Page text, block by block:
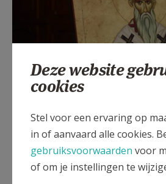
Deze website
cookies
Stel voor een ervaring op
in of aanvaard alle cookies.
gebruiksvoorwaarden voor
of om je instellingen te